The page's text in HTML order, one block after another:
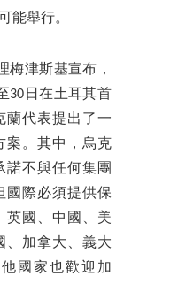
能舉行。
梅津斯基宣布，
30日在土耳其首
蘭代表提出了一
案。其中，烏克
諾不與任何集團
國際必須提供保
英國、中國、美
、加拿大、義大
國家也歡迎加